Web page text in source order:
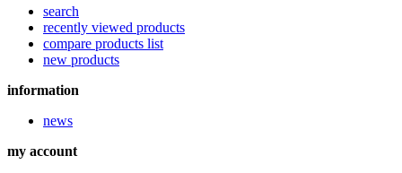
search
recently viewed products
compare products list
new products
information
news
my account